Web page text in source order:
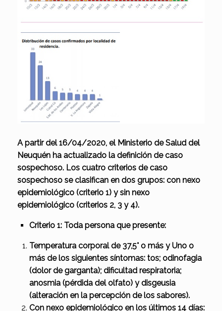
A partir del 16/04/2020, el Ministerio de Salud del
Neuquén ha actualizado la definición de caso
sospechoso. Los cuatro criterios de caso
sospechoso se clasifican en dos grupos: con nexo
epidemiológico (criterio 1) y sin nexo
epidemiológico (criterios 2, 3 y 4).
Criterio 1: Toda persona que presente:
Temperatura corporal de 37,5° o más y Uno o
más de los siguientes síntomas: tos; odinofagia
(dolor de garganta); dificultad respiratoria;
anosmia (pérdida del olfato) y disgeusia
(alteración en la percepción de los sabores).
Con nexo epidemiológico en los últimos 14 días: